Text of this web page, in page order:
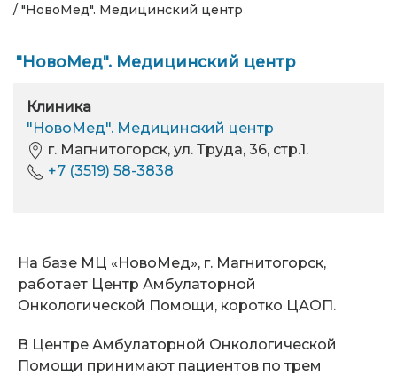
/ "НовоМед". Медицинский центр
"НовоМед". Медицинский центр
Клиника
"НовоМед". Медицинский центр
г. Магнитогорск, ул. Труда, 36, стр.1.
+7 (3519) 58-3838
На базе МЦ «НовоМед», г. Магнитогорск,
работает Центр Амбулаторной
Онкологической Помощи, коротко ЦАОП.
В Центре Амбулаторной Онкологической
Помощи принимают пациентов по трем